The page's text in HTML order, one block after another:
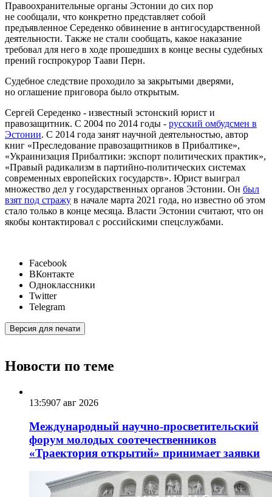
Правоохранительные органы Эстонии до сих пор
не сообщали, что конкретно представляет собой
предъявленное Середенко обвинение в антигосударственной
деятельности. Также не стали сообщать, какое наказание
требовал для него в ходе прошедших в конце весны судебных
прений госпрокурор Таави Перн.
Судебное следствие проходило за закрытыми дверями,
но оглашение приговора было открытым.
Сергей Середенко - известный эстонский юрист и
правозащитник. С 2004 по 2014 годы - русский омбудсмен в
Эстонии. С 2014 года занят научной деятельностью, автор
книг «Преследование правозащитников в Прибалтике»,
«Украинизация Прибалтики: экспорт политических практик»,
«Правый радикализм в партийно-политических системах
современных европейских государств». Юрист выиграл
множество дел у государственных органов Эстонии. Он был
взят под стражу в начале марта 2021 года, но известно об этом
стало только в конце месяца. Власти Эстонии считают, что он
якобы контактировал с российскими спецслужбами.
Facebook
ВКонтакте
Одноклассники
Twitter
Telegram
Версия для печати
Новости по теме
13:5907 авг 2026
Международный научно-просветительский
форум молодых соотечественников
«Траектория открытий» принимает заявки